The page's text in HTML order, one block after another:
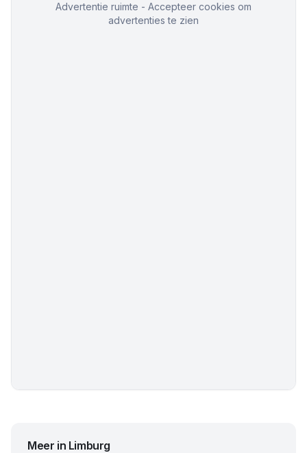
Advertentie ruimte - Accepteer cookies om
advertenties te zien
Meer in Limburg